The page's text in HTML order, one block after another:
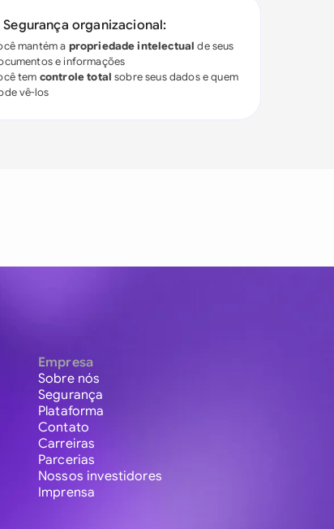
Segurança organizacional:
mantém a propriedade intelectual de seus
e informações
tem controle total sobre seus dados e quem
vê-los
Empresa
Sobre nós
Segurança
Plataforma
Contato
Carreiras
Parcerias
Nossos investidores
Imprensa